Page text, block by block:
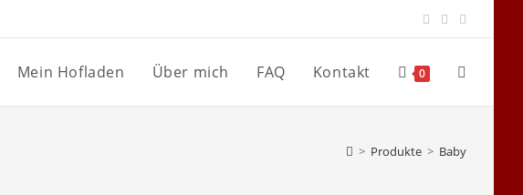
Mein Hofladen Über mich FAQ Kontakt 0 Website-
> Produkte > Baby